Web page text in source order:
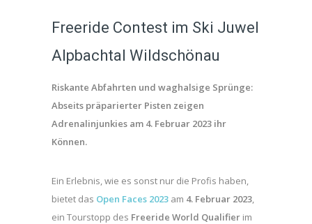
Freeride Contest im Ski Juwel
Alpbachtal Wildschönau
Riskante Abfahrten und waghalsige Sprünge:
Abseits präparierter Pisten zeigen
Adrenalinjunkies am 4. Februar 2023 ihr
Können.
Ein Erlebnis, wie es sonst nur die Profis haben,
bietet das Open Faces 2023 am 4. Februar 2023,
ein Tourstopp des Freeride World Qualifier im